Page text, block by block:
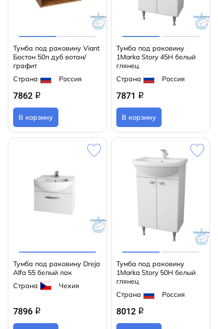
Тумба под раковину Viant
Бостон 50п дуб вотан/
графит
Страна
Россия
7862 q
В корзину
Тумба под раковину
1Marka Story 45Н белый
глянец
Страна
Россия
7871 q
В корзину
Тумба под раковину Dreja
Alfa 55 белый лак
Страна
Чехия
7896 q
Тумба под раковину
1Marka Story 50Н белый
глянец
Страна
Россия
8012 q